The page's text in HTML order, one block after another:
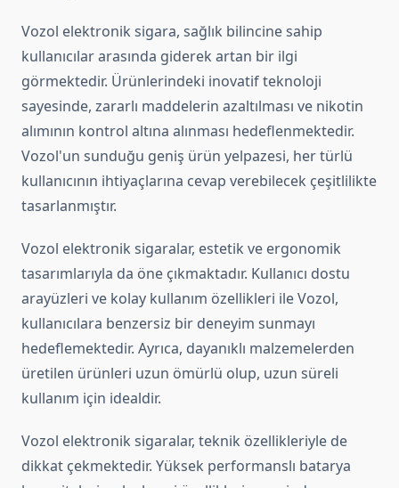
Vozol elektronik sigara, sağlık bilincine sahip
kullanıcılar arasında giderek artan bir ilgi
görmektedir. Ürünlerindeki inovatif teknoloji
sayesinde, zararlı maddelerin azaltılması ve nikotin
alımının kontrol altına alınması hedeflenmektedir.
Vozol'un sunduğu geniş ürün yelpazesi, her türlü
kullanıcının ihtiyaçlarına cevap verebilecek çeşitlilikte
tasarlanmıştır.
Vozol elektronik sigaralar, estetik ve ergonomik
tasarımlarıyla da öne çıkmaktadır. Kullanıcı dostu
arayüzleri ve kolay kullanım özellikleri ile Vozol,
kullanıcılara benzersiz bir deneyim sunmayı
hedeflemektedir. Ayrıca, dayanıklı malzemelerden
üretilen ürünleri uzun ömürlü olup, uzun süreli
kullanım için idealdir.
Vozol elektronik sigaralar, teknik özellikleriyle de
dikkat çekmektedir. Yüksek performanslı batarya